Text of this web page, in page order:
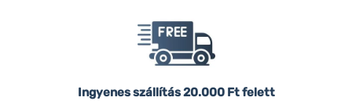
Ingyenes szállítás20.000 Ft felett